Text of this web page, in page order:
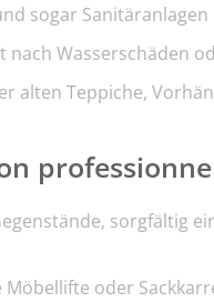
sogar Sanitäranlagen
nach Wasserschäden
alten Teppiche,
sorgfältig
oder